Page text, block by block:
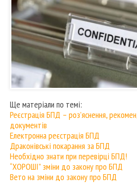
Ще матеріали по темі:
Реєстрація БПД – роз’яснення,
документів
Електронна реєстрація БПД
Драконівські покарання за БПД
Необхідно знати при перевірці БПД!
“ХОРОШІ” зміни до закону про БПД
Вето на зміни до закону про БПД